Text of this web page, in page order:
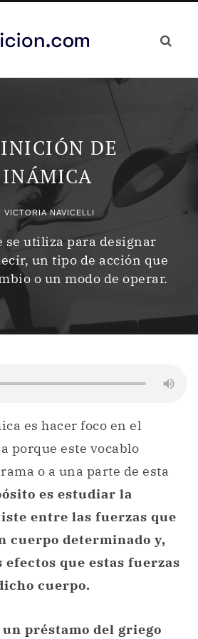
DE
INÁMICA
VICTORIA NAVICELLI
se utiliza para designar
un tipo de acción que
o un modo de operar.
es hacer foco en el
porque este vocablo
o a una parte de esta
es estudiar la
entre las fuerzas que
cuerpo determinado y,
efectos que estas fuerzas
cuerpo.
un préstamo del griego